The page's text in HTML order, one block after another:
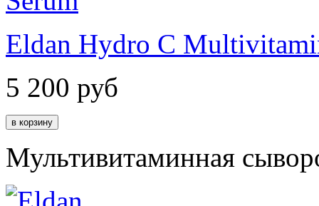
Eldan Hydro C
5 200 руб
Мультивитаминная